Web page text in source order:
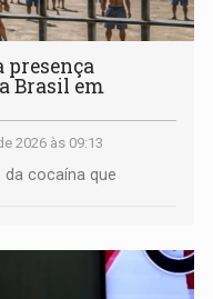
presença
Brasil em
2026 às 09:13
cocaína que